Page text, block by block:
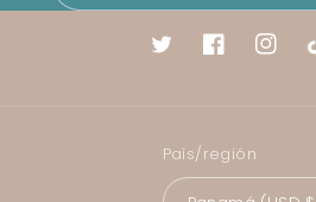
TwitterFacebook
País/región